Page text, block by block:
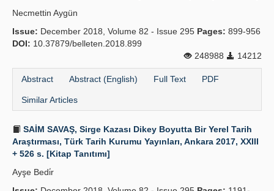
Necmettin Aygün
Issue: December 2018, Volume 82 - Issue 295 Pages: 899-956
DOI: 10.37879/belleten.2018.899
248988
14212
Abstract Abstract (English) Full Text PDF
Similar Articles
SAİM SAVAŞ, Sirge Kazası Dikey Boyutta Bir Yerel Tarih
Araştırması, Türk Tarih Kurumu Yayınları, Ankara 2017, XXIII
+ 526 s. [Kitap Tanıtımı]
Ayşe Bedi̇r